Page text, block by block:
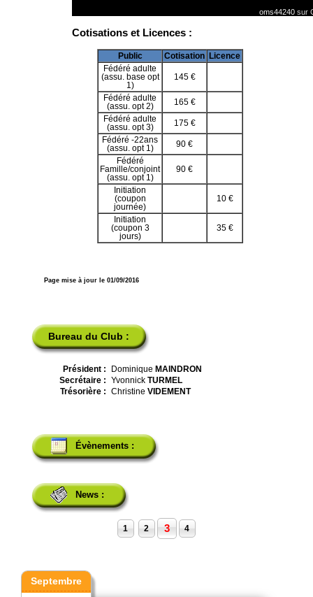
oms44240sur
Cotisations et Licences :
Public Cotisation
Licence
Fédéré adulte
(assu. base opt
1)
145 €
Fédéré adulte
(assu. opt 2)
165 €
Fédéré adulte
(assu. opt 3)
175 €
Fédéré -22ans
(assu. opt 1)
90 €
Fédéré
Famille/conjoint
(assu. opt 1)
90 €
Initiation
(coupon
journée)
10 €
Initiation
(coupon 3
jours)
35 €
Page mise à jour le 01/09/2016
Bureau du Club :
Président : Dominique MAINDRON
Secrétaire :
Yvonnick TURMEL
Trésorière :
Christine VIDEMENT
Évènements :
News :
1 2 3 4
Septembre